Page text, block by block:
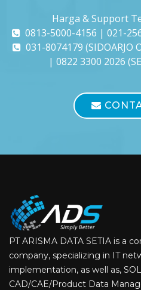
Harga & Support
0813-5000-4156 | 021-
031-8074179 (SIDOARJO
| 0822 3300 2026
PT ARISMA DATA SETIA is a
company, specializing in IT
implementation, as well as,
CAD/CAE/Product Data